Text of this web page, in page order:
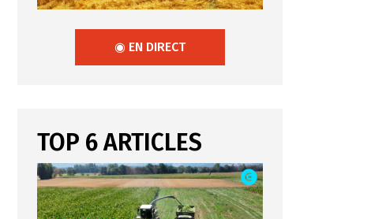
◉ EN DIRECT
TOP 6 ARTICLES